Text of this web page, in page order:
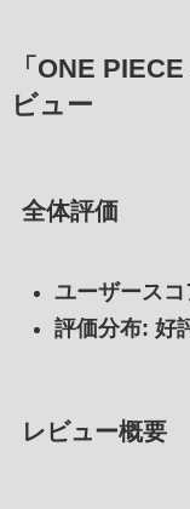
「ONE
ビュー
全体評価
ユーザース
評価分布: 好
レビュー概要